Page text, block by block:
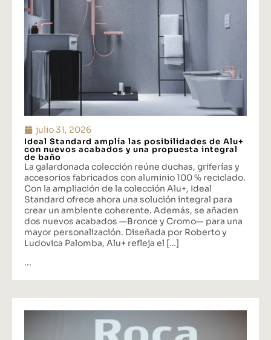
julio 31, 2026
Ideal Standard amplía las posibilidades de Alu+
con nuevos acabados y una propuesta integral
de baño
La galardonada colección reúne duchas, griferías y
accesorios fabricados con aluminio 100 % reciclado.
Con la ampliación de la colección Alu+, Ideal
Standard ofrece ahora una solución integral para
crear un ambiente coherente. Además, se añaden
dos nuevos acabados —Bronce y Cromo— para una
mayor personalización. Diseñada por Roberto y
Ludovica Palomba, Alu+ refleja el […]
...